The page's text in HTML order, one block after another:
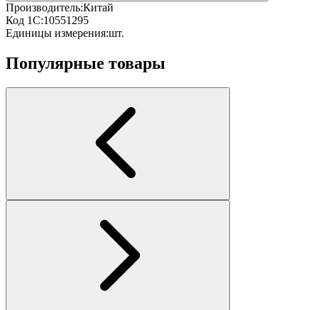
Производитель:Китай
Код 1С:10551295
Единицы измерения:шт.
Популярные товары